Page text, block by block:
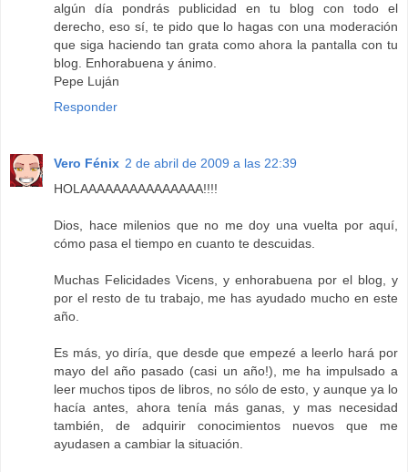
algún día pondrás publicidad en tu blog con todo el
derecho, eso sí, te pido que lo hagas con una moderación
que siga haciendo tan grata como ahora la pantalla con tu
blog. Enhorabuena y ánimo.
Pepe Luján
Responder
Vero Fénix 2 de abril de 2009 a las 22:39
HOLAAAAAAAAAAAAAAA!!!!
Dios, hace milenios que no me doy una vuelta por aquí,
cómo pasa el tiempo en cuanto te descuidas.
Muchas Felicidades Vicens, y enhorabuena por el blog, y
por el resto de tu trabajo, me has ayudado mucho en este
año.
Es más, yo diría, que desde que empezé a leerlo hará por
mayo del año pasado (casi un año!), me ha impulsado a
leer muchos tipos de libros, no sólo de esto, y aunque ya lo
hacía antes, ahora tenía más ganas, y mas necesidad
también, de adquirir conocimientos nuevos que me
ayudasen a cambiar la situación.